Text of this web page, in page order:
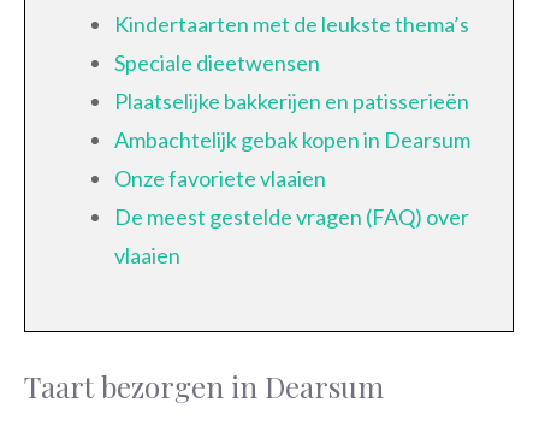
Kindertaarten met de leukste thema’s
Speciale dieetwensen
Plaatselijke bakkerijen en patisserieën
Ambachtelijk gebak kopen in Dearsum
Onze favoriete vlaaien
De meest gestelde vragen (FAQ) over
vlaaien
Taart bezorgen in Dearsum